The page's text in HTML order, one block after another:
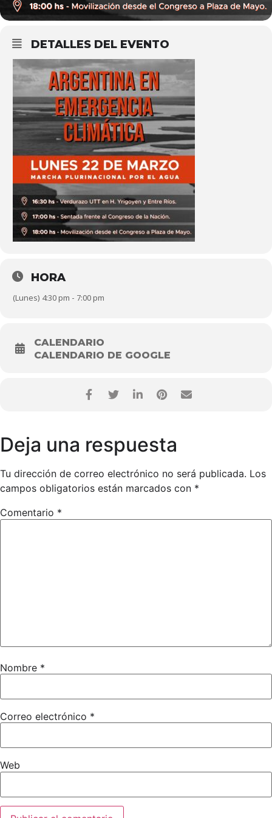
DETALLES DEL EVENTO
HORA
(Lunes) 4:30 pm - 7:00 pm
CALENDARIO
CALENDARIO DE GOOGLE
Deja una respuesta
Tu dirección de correo electrónico no será publicada. Los
campos obligatorios están marcados con *
Comentario *
Nombre *
Correo electrónico *
Web